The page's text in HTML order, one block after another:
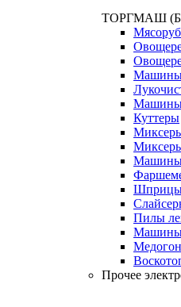
ТОРГМАШ
Машины
Машины
Куттеры
Машины
Шприцы
Пилы
Машины
Прочее